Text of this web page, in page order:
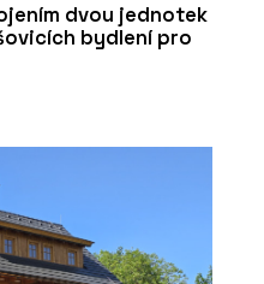
dvou jednotek
bydlení pro